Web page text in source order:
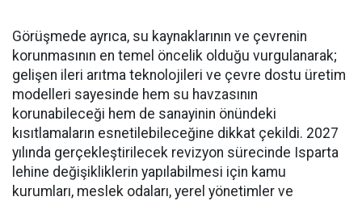
Görüşmede ayrıca, su kaynaklarının ve çevrenin
korunmasının en temel öncelik olduğu vurgulanarak;
gelişen ileri arıtma teknolojileri ve çevre dostu üretim
modelleri sayesinde hem su havzasının
korunabileceği hem de sanayinin önündeki
kısıtlamaların esnetilebileceğine dikkat çekildi. 2027
yılında gerçekleştirilecek revizyon sürecinde Isparta
lehine değişikliklerin yapılabilmesi için kamu
kurumları, meslek odaları, yerel yönetimler ve